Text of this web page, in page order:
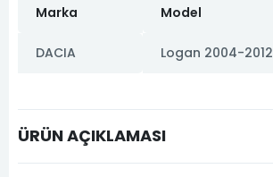
Marka Model
DACIA Logan 2004-2012
ÜRÜN AÇIKLAMASI